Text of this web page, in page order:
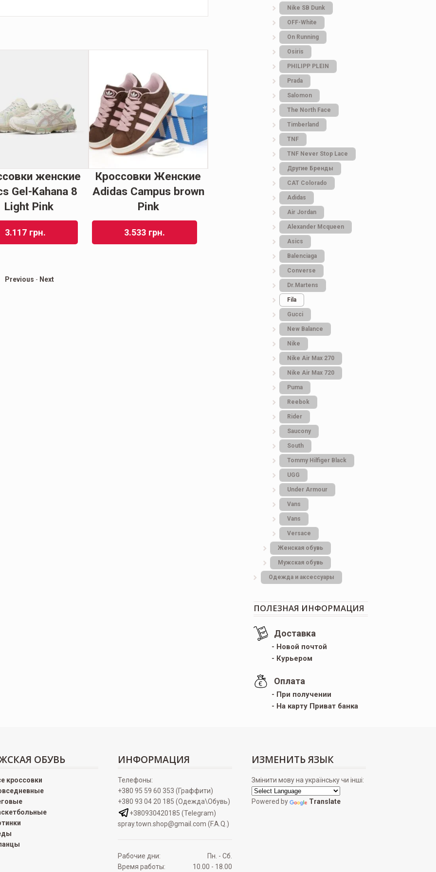
женские
Gel-Kahana 8
Light Pink
3.117 грн.
Кроссовки Женские
Adidas Campus brown
Pink
3.533 грн.
Тапки Nike Black
грн.
Кроссовки ON
Previous - Next
Nike SB Dunk
OFF-White
On Running
Osiris
PHILIPP PLEIN
Prada
Salomon
The North Face
Timberland
TNF
TNF Never Stop Lace
Другие Бренды
САТ Colorado
Adidas
Air Jordan
Alexander Mcqueen
Asics
Balenciaga
Converse
Dr.Martens
Fila
Gucci
New Balance
Nike
Nike Air Max 270
Nike Air Max 720
Puma
Reebok
Rider
Saucony
South
Tommy Hilfiger Black
UGG
Under Armour
Vans
Vans
Versace
Женская обувь
Мужская обувь
Одежда и аксессуары
ПОЛЕЗНАЯ ИНФОРМАЦИЯ
Доставка
- Новой почтой
- Курьером
Оплата
- При получении
- На карту Приват банка
ОБУВЬ
кроссовки
ИНФОРМАЦИЯ
Телефоны:
+380 95 59 60 353 (Граффити)
+380 93 04 20 185 (Одежда\Обувь)
+380930420185 (Telegram)
spray.town.shop@gmail.com (F.A.Q.)
Рабочие дни:
Пн. - Сб.
Время работы:
10.00 - 18.00
ИЗМЕНИТЬ ЯЗЫК
Змінити мову на українську чи інші:
Powered by Translate